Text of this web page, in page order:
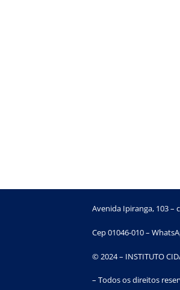
Avenida Ipiranga, 103 –
Cep 01046-010 –
© 2024 – INSTITUTO
– Todos os direitos